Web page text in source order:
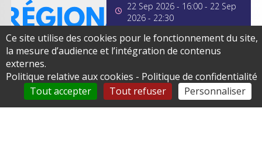
22 Sep 2026 - 16:00 - 22 Sep
2026 - 22:30
Je m'inscris
Ce site utilise des cookies pour le fonctionnement du site,
la mesure d’audience et l’intégration de contenus
externes.
Politique relative aux cookies - Politique de confidentialité
Tout accepter
Tout refuser Personnaliser